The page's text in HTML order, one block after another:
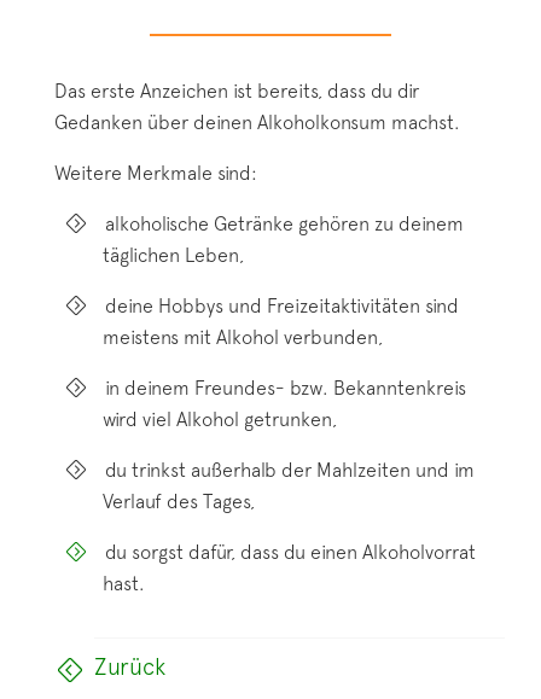
Das erste Anzeichen ist bereits, dass du dir
Gedanken über deinen Alkoholkonsum machst.
Weitere Merkmale sind:
alkoholische Getränke gehören zu deinem
täglichen Leben,
deine Hobbys und Freizeitaktivitäten sind
meistens mit Alkohol verbunden,
in deinem Freundes- bzw. Bekanntenkreis
wird viel Alkohol getrunken,
du trinkst außerhalb der Mahlzeiten und im
Verlauf des Tages,
du sorgst dafür, dass du einen Alkoholvorrat
hast.
Zurück